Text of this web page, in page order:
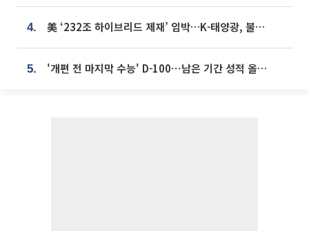
4. 美 ‘232조 하이브리드 제재’ 임박…K-태양광, 불확실성 털고 날개 다나
5. '개편 전 마지막 수능' D-100⋯남은 기간 성적 올릴 전략은